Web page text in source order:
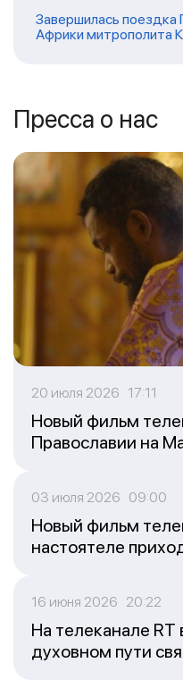
Завершилась поездка
Африки митрополита
Пресса о нас
20 июля 2026 17:11
Новый фильм
Православии на
03 июля 2026 09:00
Новый фильм
настоятеле
16 июня 2026 20:22
На телеканале
духовном пути